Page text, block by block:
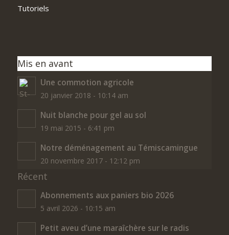
Tutoriels
Mis en avant
Une commotion agricole
20 janvier 2018 - 10:14 am
Nuit blanche pour gel au sol
19 mai 2015 - 6:41 pm
Notre déménagement au Témiscamingue
20 novembre 2017 - 12:12 pm
Récent
Abonnements aux paniers bio 2026
5 avril 2026 - 10:15 am
Petit aveu d’une maraîchère sur le radis